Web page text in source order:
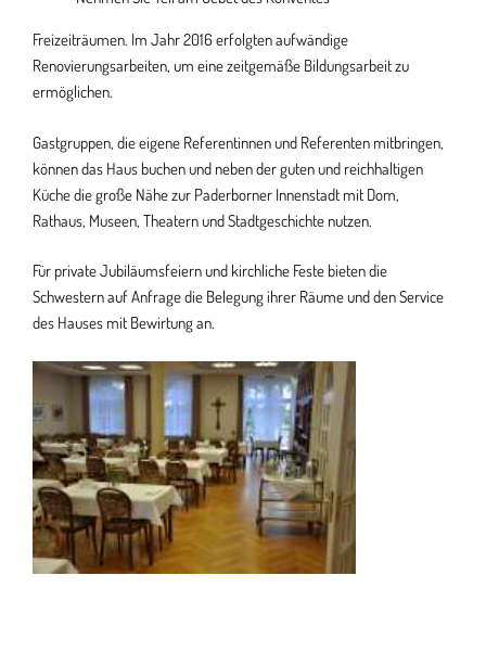
Freizeiträumen. Im Jahr 2016 erfolgten aufwändige
Renovierungsarbeiten, um eine zeitgemäße Bildungsarbeit zu
ermöglichen.
Gastgruppen, die eigene Referentinnen und Referenten mitbringen,
können das Haus buchen und neben der guten und reichhaltigen
Küche die große Nähe zur Paderborner Innenstadt mit Dom,
Rathaus, Museen, Theatern und Stadtgeschichte nutzen.
Für private Jubiläumsfeiern und kirchliche Feste bieten die
Schwestern auf Anfrage die Belegung ihrer Räume und den Service
des Hauses mit Bewirtung an.